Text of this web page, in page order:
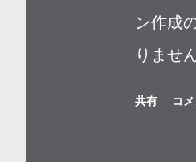
ン作成
りませ
共有 コ